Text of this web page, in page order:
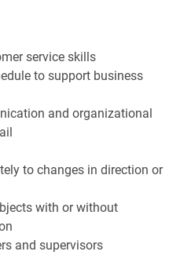
service skills
to support business
and organizational
to changes in direction or
with or without
and supervisors